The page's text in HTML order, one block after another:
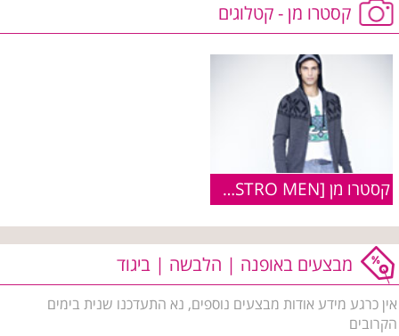
קסטרו מן - קטלוגים
קסטרו מן [CASTRO MEN] :: פריטים מקולקציית חורף 2010
מבצעים באופנה | הלבשה | ביגוד
אין כרגע מידע אודות מבצעים נוספים, נא התעדכנו שנית בימים
הקרובים